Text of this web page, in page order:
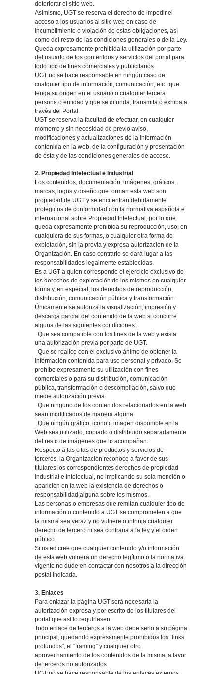
deteriorar el sitio web.
Asimismo, UGT se reserva el derecho de impedir el
acceso a los usuarios al sitio web en caso de
incumplimiento o violación de estas obligaciones, así
como del resto de las condiciones generales o de la Ley.
Queda expresamente prohibida la utilización por parte
del usuario de los contenidos y servicios del portal para
todo tipo de fines comerciales y publicitarios.
UGT no se hace responsable en ningún caso de
cualquier tipo de información, comunicación, etc., que
tenga su origen en el usuario o cualquier tercera
persona o entidad y que se difunda, transmita o exhiba a
través del Portal.
UGT se reserva la facultad de efectuar, en cualquier
momento y sin necesidad de previo aviso,
modificaciones y actualizaciones de la información
contenida en la web, de la configuración y presentación
de ésta y de las condiciones generales de acceso.
2. Propiedad Intelectual e Industrial
Los contenidos, documentación, imágenes, gráficos,
marcas, logos y diseño que forman esta web son
propiedad de UGT y se encuentran debidamente
protegidos de conformidad con la normativa española e
internacional sobre Propiedad Intelectual, por lo que
queda expresamente prohibida su reproducción, uso, en
cualquiera de sus formas, o cualquier otra forma de
explotación, sin la previa y expresa autorización de la
Organización. En caso contrario se dará lugar a las
responsabilidades legalmente establecidas.
Es a UGT a quien corresponde el ejercicio exclusivo de
los derechos de explotación de los mismos en cualquier
forma y, en especial, los derechos de reproducción,
distribución, comunicación pública y transformación.
Únicamente se autoriza la visualización, impresión y
descarga parcial del contenido de la web si concurre
alguna de las siguientes condiciones:
Que sea compatible con los fines de la web y exista
una autorización previa por parte de UGT.
Que se realice con el exclusivo ánimo de obtener la
información contenida para uso personal y privado. Se
prohíbe expresamente su utilización con fines
comerciales o para su distribución, comunicación
pública, transformación o descompilación, salvo que
medie autorización previa.
Que ninguno de los contenidos relacionados en la web
sean modificados de manera alguna.
Que ningún gráfico, icono o imagen disponible en la
Web sea utilizado, copiado o distribuido separadamente
del resto de imágenes que lo acompañan.
Respecto a las citas de productos y servicios de
terceros, la Organización reconoce a favor de sus
titulares los correspondientes derechos de propiedad
industrial e intelectual, no implicando su sola mención o
aparición en la web la existencia de derechos o
responsabilidad alguna sobre los mismos.
Las personas o empresas que remitan cualquier tipo de
información o contenido a UGT se comprometen a que
la misma sea veraz y no vulnere o infrinja cualquier
derecho de tercero ni sea contraria a la ley y el orden
público.
Si usted cree que cualquier contenido y/o información
de esta web vulnera un derecho legítimo o la normativa
vigente no dude en contactar con nosotros a la dirección
postal indicada.
3. Enlaces
Para enlazar la página UGT será necesaria la
autorización expresa y por escrito de los titulares del
portal que así lo requiriesen.
Todo enlace de terceros a la web debe serlo a su página
principal, quedando expresamente prohibidos los “links
profundos”, el “framing” y cualquier otro
aprovechamiento de los contenidos de la misma, a favor
de terceros no autorizados.